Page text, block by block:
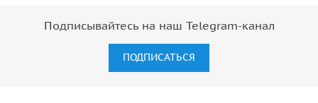
Подписывайтесь на наш Telegram-канал
ПОДПИСАТЬСЯ